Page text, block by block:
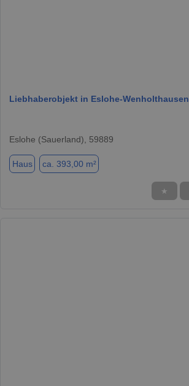
Liebhaberobjekt in Eslohe-Wenholthausen
Eslohe (Sauerland), 59889
Haus ca. 393,00 m²
★